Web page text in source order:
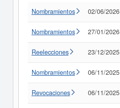
Nombramientos 02/06/2026
Nombramientos 27/01/2026
Reelecciones 23/12/2025
Nombramientos 06/11/2025
Revocaciones 06/11/2025